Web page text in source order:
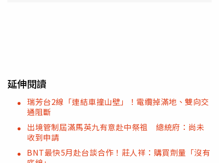
延伸閱讀
瑞芳台2線「連結車撞山壁」！電纜掉滿地、雙向交
通阻斷
出境管制屆滿馬英九有意赴中祭祖 總統府：尚未
收到申請
BNT最快5月赴台談合作！莊人祥：購買劑量「沒有